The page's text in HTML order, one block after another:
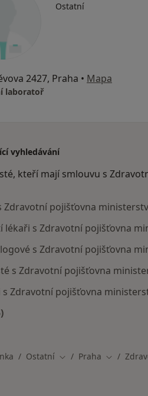
Ostatní
2427, Praha • Mapa
laboratoř
vyhledávání
kteří mají smlouvu s
Zdravotní pojišťovna
lékaři s Zdravotní pojišťovna
s Zdravotní pojišťovna
s Zdravotní pojišťovna
Zdravotní pojišťovna
Ostatní Změna města
Praha Změna